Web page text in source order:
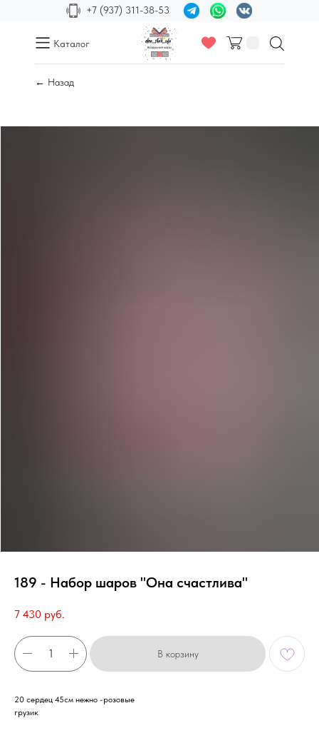
+7 (937) 311-38-53
Каталог
← Назад
189 - Набор шаров "Она счастлива"
7 430 руб.
В корзину
20 сердец 45см нежно -розовые
грузик